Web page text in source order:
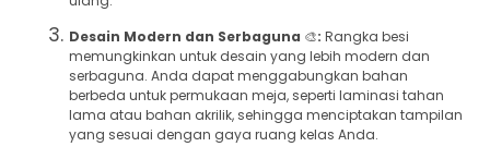
Desain Modern dan Serbaguna 🎨: Rangka besi
memungkinkan untuk desain yang lebih modern dan
serbaguna. Anda dapat menggabungkan bahan
berbeda untuk permukaan meja, seperti laminasi tahan
lama atau bahan akrilik, sehingga menciptakan tampilan
yang sesuai dengan gaya ruang kelas Anda.